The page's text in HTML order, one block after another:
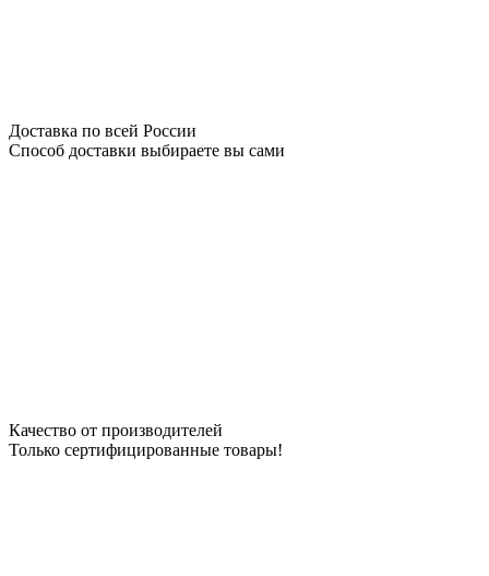
Доставка по всей России
Способ доставки выбираете вы сами
Качество от производителей
Только сертифицированные товары!